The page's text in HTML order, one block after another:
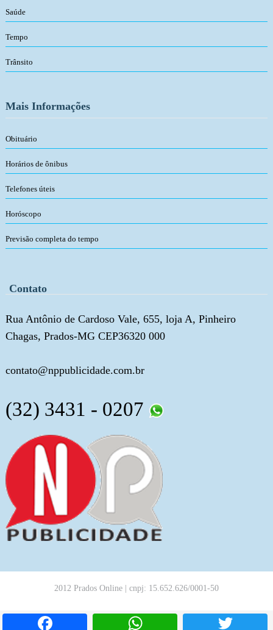
Saúde
Tempo
Trânsito
Mais Informações
Obituário
Horários de ônibus
Telefones úteis
Horóscopo
Previsão completa do tempo
Contato
Rua Antônio de Cardoso Vale, 655, loja A, Pinheiro
Chagas, Prados-MG CEP36320 000
contato@nppublicidade.com.br
(32) 3431 - 0207
Facebook WhatsApp
2012 Prados Online | cnpj: 15.652.626/0001-50